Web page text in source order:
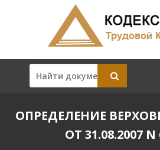
ОПРЕДЕЛЕНИЕ
ОТ 31.08.2007 N